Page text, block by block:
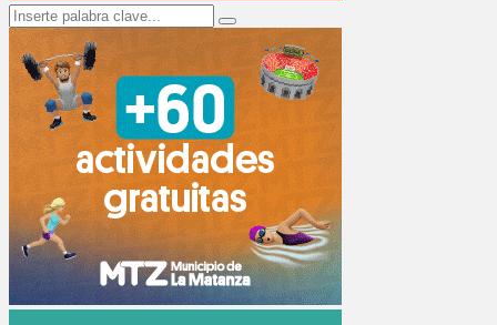
Search
for:
Search